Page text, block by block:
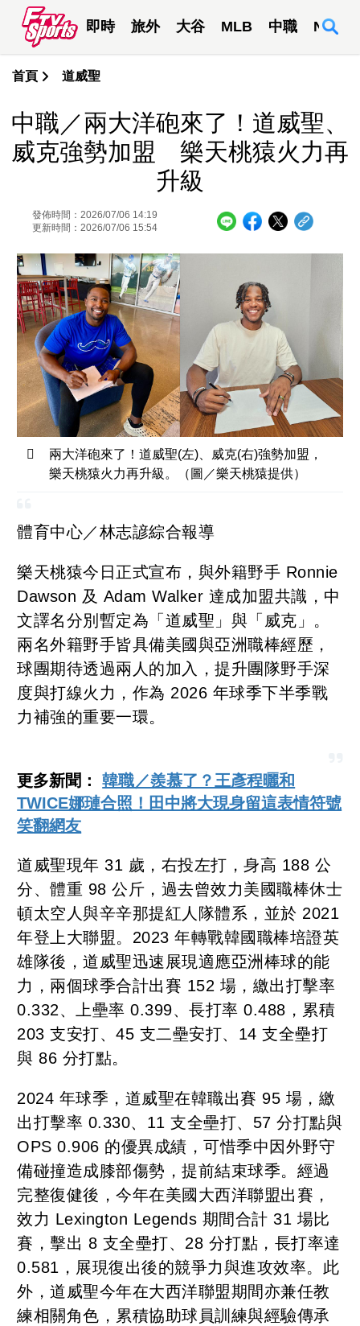
即時 旅外 大谷 MLB 中職 NBA
首頁 道威聖
中職／兩大洋砲來了！道威聖、
威克強勢加盟 樂天桃猿火力再
升級
發佈時間：2026/07/06 14:19
更新時間：2026/07/06 15:54
兩大洋砲來了！道威聖(左)、威克(右)強勢加盟，
樂天桃猿火力再升級。（圖／樂天桃猿提供）
體育中心／林志諺綜合報導
樂天桃猿今日正式宣布，與外籍野手 Ronnie
Dawson 及 Adam Walker 達成加盟共識，中
文譯名分別暫定為「道威聖」與「威克」。
兩名外籍野手皆具備美國與亞洲職棒經歷，
球團期待透過兩人的加入，提升團隊野手深
度與打線火力，作為 2026 年球季下半季戰
力補強的重要一環。
更多新聞：韓職／羨慕了？王彥程曬和
TWICE娜璉合照！田中將大現身留這表情符號
笑翻網友
道威聖現年 31 歲，右投左打，身高 188 公
分、體重 98 公斤，過去曾效力美國職棒休士
頓太空人與辛辛那提紅人隊體系，並於 2021
年登上大聯盟。2023 年轉戰韓國職棒培證英
雄隊後，道威聖迅速展現適應亞洲棒球的能
力，兩個球季合計出賽 152 場，繳出打擊率
0.332、上壘率 0.399、長打率 0.488，累積
203 支安打、45 支二壘安打、14 支全壘打
與 86 分打點。
2024 年球季，道威聖在韓職出賽 95 場，繳
出打擊率 0.330、11 支全壘打、57 分打點與
OPS 0.906 的優異成績，可惜季中因外野守
備碰撞造成膝部傷勢，提前結束球季。經過
完整復健後，今年在美國大西洋聯盟出賽，
效力 Lexington Legends 期間合計 31 場比
賽，擊出 8 支全壘打、28 分打點，長打率達
0.581，展現復出後的競爭力與進攻效率。此
外，道威聖今年在大西洋聯盟期間亦兼任教
練相關角色，累積協助球員訓練與經驗傳承